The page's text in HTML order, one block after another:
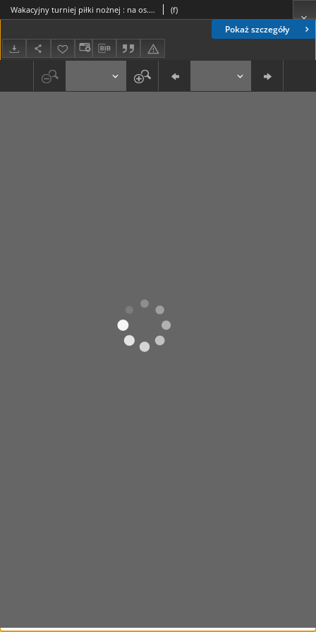
Pokaż szczegóły
Wakacyjny turniej piłki nożnej : na os. Kalinowym (f)